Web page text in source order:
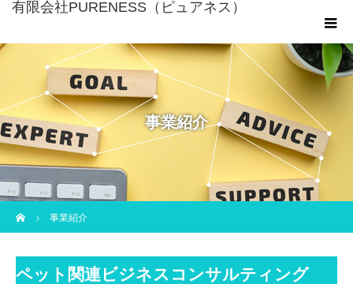
有限会社PURENESS（ピュアネス）
事業紹介
事業紹介
ペット関連ビジネスコンサルティング